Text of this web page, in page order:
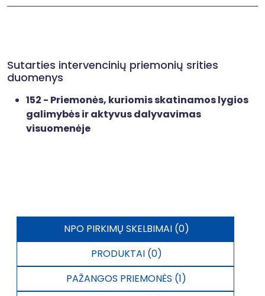
Sutarties intervencinių priemonių srities
duomenys
152 - Priemonės, kuriomis skatinamos lygios
galimybės ir aktyvus dalyvavimas
visuomenėje
NPO PIRKIMŲ SKELBIMAI (0)
PRODUKTAI (0)
PAŽANGOS PRIEMONĖS (1)